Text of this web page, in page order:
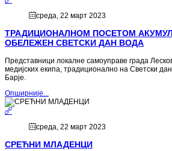
среда, 22 март 2023
ТРАДИЦИОНАЛНОМ ПОСЕТОМ
ОБЕЛЕЖЕН СВЕТСКИ ДАН ВОДА
Представници локалне самоуправе града
медијских екипа, традиционално на Светски
Барје.
Опширније...
среда, 22 март 2023
СРЕЋНИ МЛАДЕНЦИ